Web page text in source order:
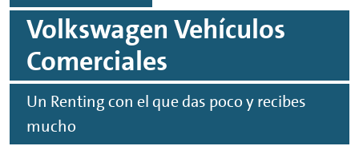
Volkswagen Vehículos
Comerciales
Un Rentingcon el que das poco y recibes
mucho